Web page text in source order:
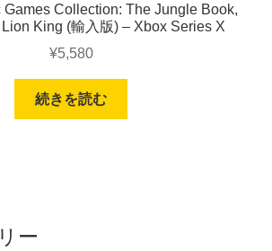
Collection: The Jungle Book,
King (輸入版) – Xbox Series X
¥5,580
続きを読む
ー